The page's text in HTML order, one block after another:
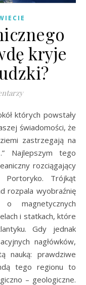
kryje
świadomości, że
zastrzegają na
Najlepszym tego
rozciągający
Trójkąt
rozpala wyobraźnię
o magnetycznych
i statkach, które
Gdy jednak
nagłówków,
nauką: prawdziwe
tego regionu to
– geologiczne.